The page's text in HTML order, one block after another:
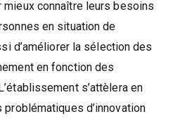
mieux connaître leurs besoins
en situation de
d’améliorer la sélection des
en fonction des
s’attèlera en
d’innovation